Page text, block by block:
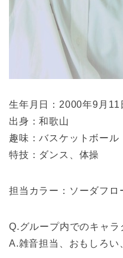
生年月日：2000年9月11
出身：和歌山
趣味：バスケットボール
特技：ダンス、体操
担当カラー：ソーダフロ
Q.グループ内でのキャラ
A.雑音担当、おもしろい